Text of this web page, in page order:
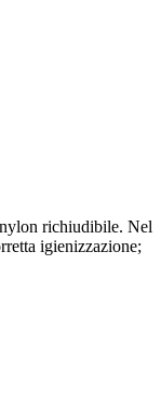
nylon richiudibile. Nel
igienizzazione;